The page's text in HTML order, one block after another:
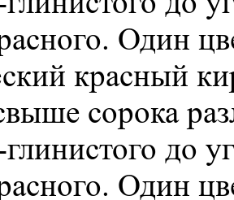
Один
красный
сорока
глинистого до
Один